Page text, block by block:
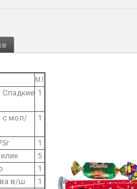
M1
1
с мол/
1
1
5
1
в/ш
1